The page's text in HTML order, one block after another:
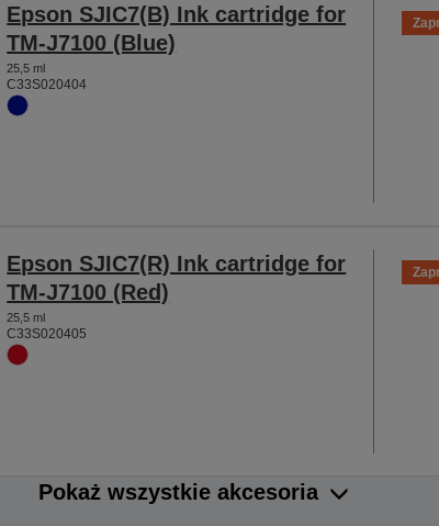
Epson SJIC7(B) Ink cartridge for
TM-J7100 (Blue)
25,5 ml
C33S020404
Epson SJIC7(R) Ink cartridge for
TM-J7100 (Red)
25,5 ml
C33S020405
Pokaż wszystkie akcesoria